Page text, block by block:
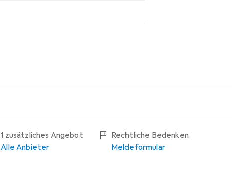
1 zusätzliches Angebot
Alle Anbieter
Rechtliche Bedenken
Meldeformular